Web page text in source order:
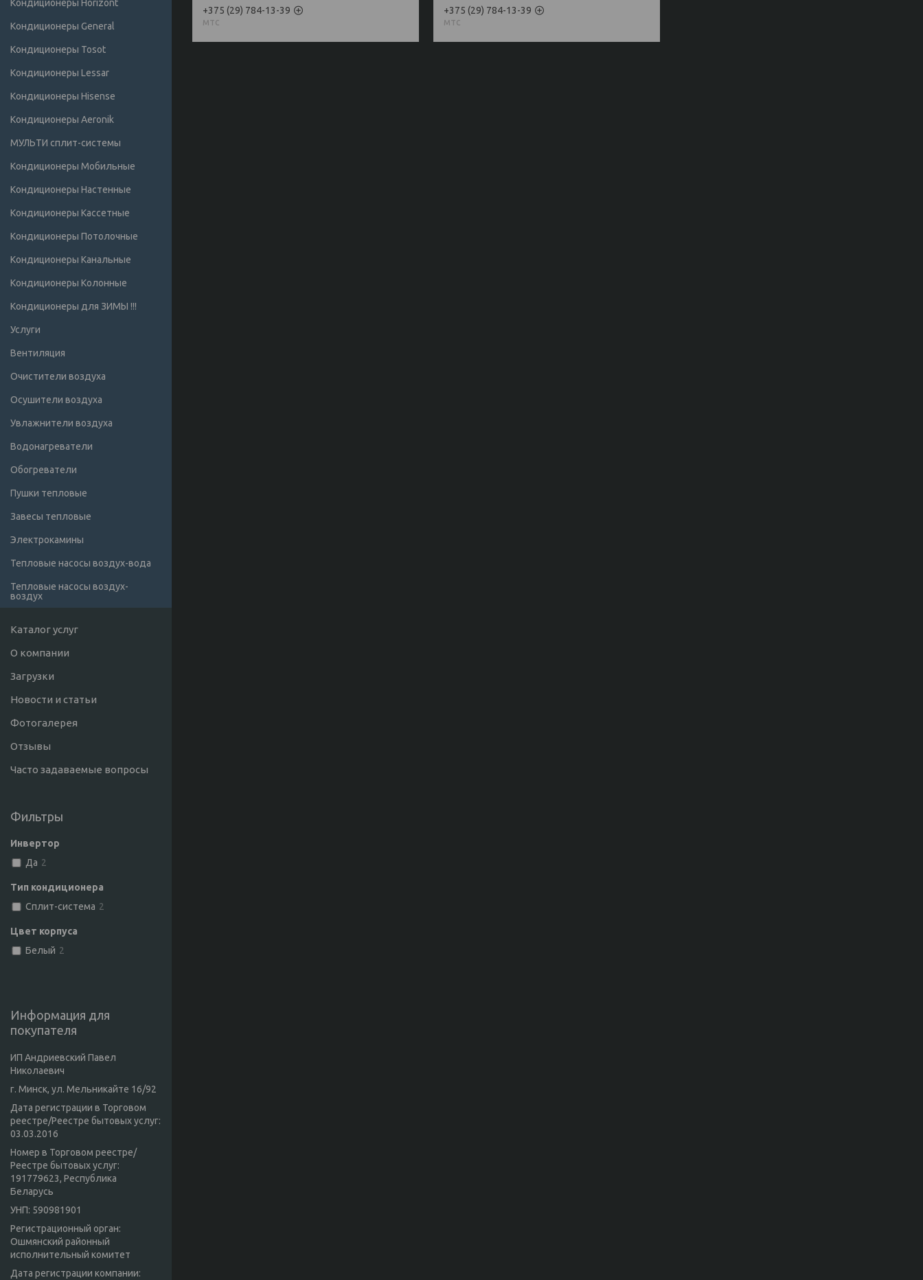
+375 (29) 784-13-39
мтс
+375 (29) 784-13-39
мтс
Кондиционеры Horizont
Кондиционеры General
Кондиционеры Tosot
Кондиционеры Lessar
Кондиционеры Hisense
Кондиционеры Аeronik
МУЛЬТИ сплит-системы
Кондиционеры Мобильные
Кондиционеры Настенные
Кондиционеры Кассетные
Кондиционеры Потолочные
Кондиционеры Канальные
Кондиционеры Колонные
Кондиционеры для ЗИМЫ !!!
Услуги
Вентиляция
Очистители воздуха
Осушители воздуха
Увлажнители воздуха
Водонагреватели
Обогреватели
Пушки тепловые
Завесы тепловые
Электрокамины
Тепловые насосы воздух-вода
Тепловые насосы воздух-
воздух
Каталог услуг
О компании
Загрузки
Новости и статьи
Фотогалерея
Отзывы
Часто задаваемые вопросы
Фильтры
Инвертор
Да 2
Тип кондиционера
Сплит-система 2
Цвет корпуса
Белый 2
Информация для
покупателя
ИП Андриевский Павел
Николаевич
г. Минск, ул. Мельникайте 16/92
Дата регистрации в Торговом
реестре/Реестре бытовых услуг:
03.03.2016
Номер в Торговом реестре/
Реестре бытовых услуг:
191779623, Республика
Беларусь
УНП: 590981901
Регистрационный орган:
Ошмянский районный
исполнительный комитет
Дата регистрации компании: